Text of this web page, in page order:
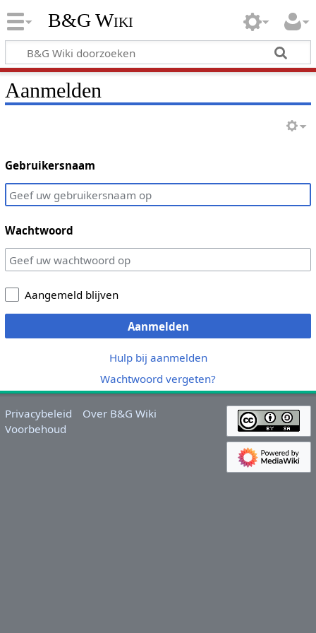
B&G Wiki
Aanmelden
Gebruikersnaam
Wachtwoord
Aangemeld blijven
Aanmelden
Hulp bij aanmelden
Wachtwoord vergeten?
Privacybeleid
Over B&G Wiki
Voorbehoud